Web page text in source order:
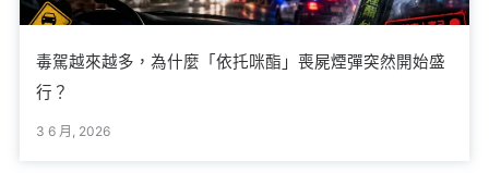
毒駕越來越多，為什麼「依托咪酯」喪屍煙彈突然開始盛
行？
3 6 月, 2026